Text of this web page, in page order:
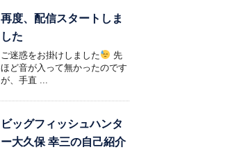
再度、配信スタートしま
した
ご迷惑をお掛けしました
先
ほど音が入って無かったのです
が、手直 ...
ビッグフィッシュハンタ
ー大久保 幸三の自己紹介